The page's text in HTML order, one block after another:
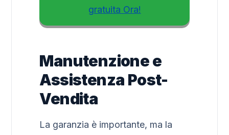
gratuita Ora!
Manutenzione e
Assistenza Post-
Vendita
La garanzia è importante, ma la